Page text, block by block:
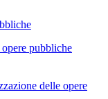
pubbliche
delle opere